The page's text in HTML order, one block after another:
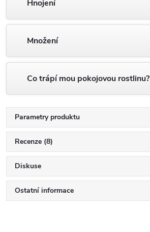
Hnojení
Množení
Co trápí mou pokojovou rostlinu?
Parametry produktu
Recenze (8)
Diskuse
Ostatní informace